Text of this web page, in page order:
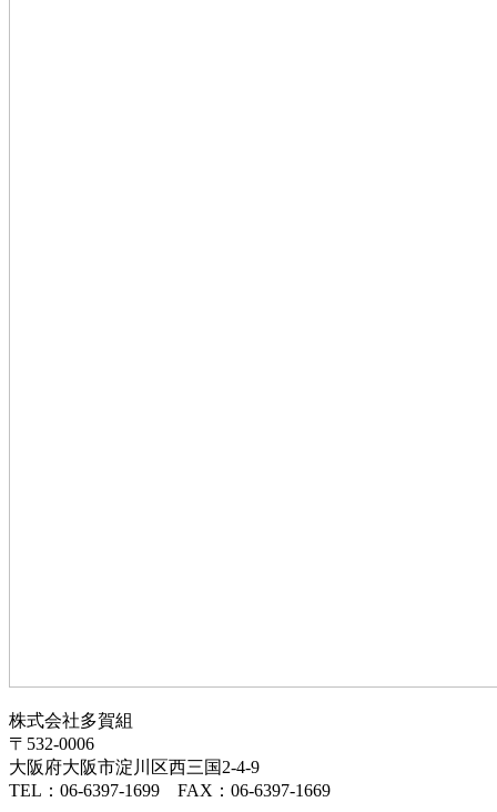
株式会社多賀組
〒532-0006
大阪府大阪市淀川区西三国2-4-9
TEL：06-6397-1699 FAX：06-6397-1669